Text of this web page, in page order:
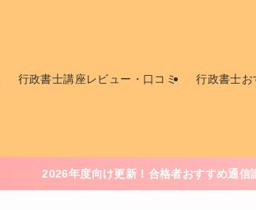
行政書士講座レビュー・口コミ 行政書士お
2026年度向け更新！合格者おすすめ通信